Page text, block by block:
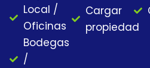
k a
m
Local /
Oficinas
Bodegas
/
Cargar
propiedad